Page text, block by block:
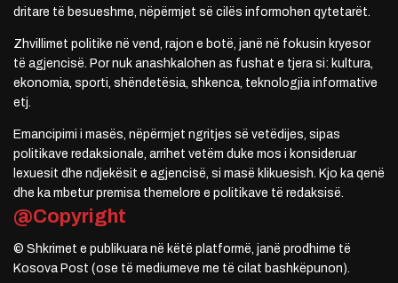
dritare të besueshme, nëpërmjet së cilës informohen qytetarët.
Zhvillimet politike në vend, rajon e botë, janë në fokusin kryesor
të agjencisë. Por nuk anashkalohen as fushat e tjera si: kultura,
ekonomia, sporti, shëndetësia, shkenca, teknologjia informative
etj.
Emancipimi i masës, nëpërmjet ngritjes së vetëdijes, sipas
politikave redaksionale, arrihet vetëm duke mos i konsideruar
lexuesit dhe ndjekësit e agjencisë, si masë klikuesish. Kjo ka qenë
dhe ka mbetur premisa themelore e politikave të redaksisë.
@Copyright
© Shkrimet e publikuara në këtë platformë, janë prodhime të
Kosova Post (ose të mediumeve me të cilat bashkëpunon).